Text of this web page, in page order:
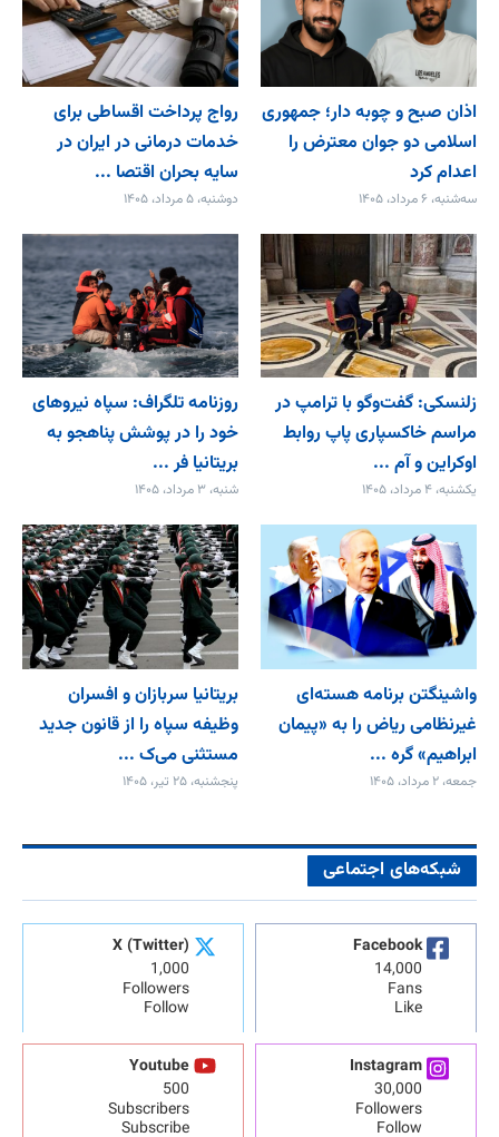
اذان صبح و چوبه دار؛ جمهوری
اسلامی دو جوان معترض را
اعدام کرد
سه‌شنبه، ۶ مرداد، ۱۴۰۵
رواج پرداخت اقساطی برای
خدمات درمانی در ایران در
سایه بحران اقتصا ...
دوشنبه، ۵ مرداد، ۱۴۰۵
زلنسکی: گفت‌وگو با ترامپ در
مراسم خاکسپاری پاپ روابط
اوکراین و آم ...
یکشنبه، ۴ مرداد، ۱۴۰۵
روزنامه تلگراف: سپاه نیروهای
خود را در پوشش پناهجو به
بریتانیا فر ...
شنبه، ۳ مرداد، ۱۴۰۵
واشینگتن برنامه هسته‌ای
غیرنظامی ریاض را به «پیمان‌
ابراهیم» گره ...
جمعه، ۲ مرداد، ۱۴۰۵
بریتانیا سربازان و افسران
وظیفه سپاه را از قانون جدید
مستثنی می‌ک ...
پنجشنبه، ۲۵ تیر، ۱۴۰۵
شبکه‌های اجتماعی
Facebook
14,000
Fans
Like
X (Twitter)
1,000
Followers
Follow
Instagram
30,000
Followers
Follow
Youtube
500
Subscribers
Subscribe